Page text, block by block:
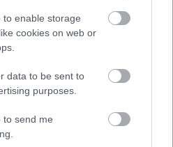
to enable storage
cookies on web or
data to be sent to
purposes.
to send me